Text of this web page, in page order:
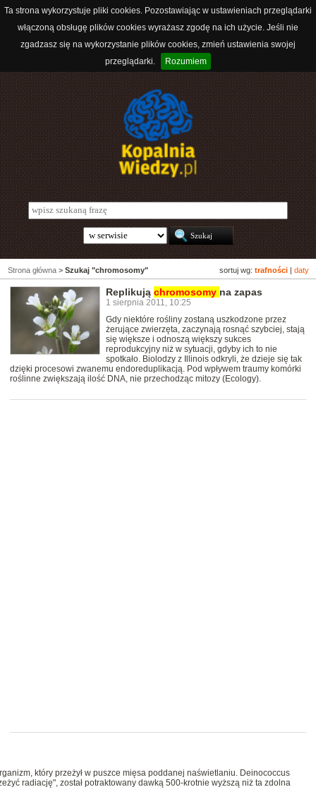
Ta strona wykorzystuje pliki cookies. Pozostawiając w ustawieniach przeglądarki
włączoną obsługę plików cookies wyrażasz zgodę na ich użycie. Jeśli nie
zgadzasz się na wykorzystanie plików cookies, zmień ustawienia swojej
przeglądarki.
Rozumiem
sortuj wg: trafności daty
Strona główna > Szukaj "chromosomy"
Replikują chromosomy na zapas
1 sierpnia 2011, 10:25
Gdy niektóre rośliny zostaną uszkodzone przez
żerujące zwierzęta, zaczynają rosnąć szybciej, stają
się większe i odnoszą większy sukces
reprodukcyjny niż w sytuacji, gdyby ich to nie
spotkało. Biolodzy z Illinois odkryli, że dzieje się tak
dzięki procesowi zwanemu endoreduplikacją. Pod wpływem traumy komórki
roślinne zwiększają ilość DNA, nie przechodząc mitozy (Ecology).
który przeżył w puszce mięsa poddanej naświetlaniu. Deinococcus
radiację", został potraktowany dawką 500-krotnie wyższą niż ta zdolna